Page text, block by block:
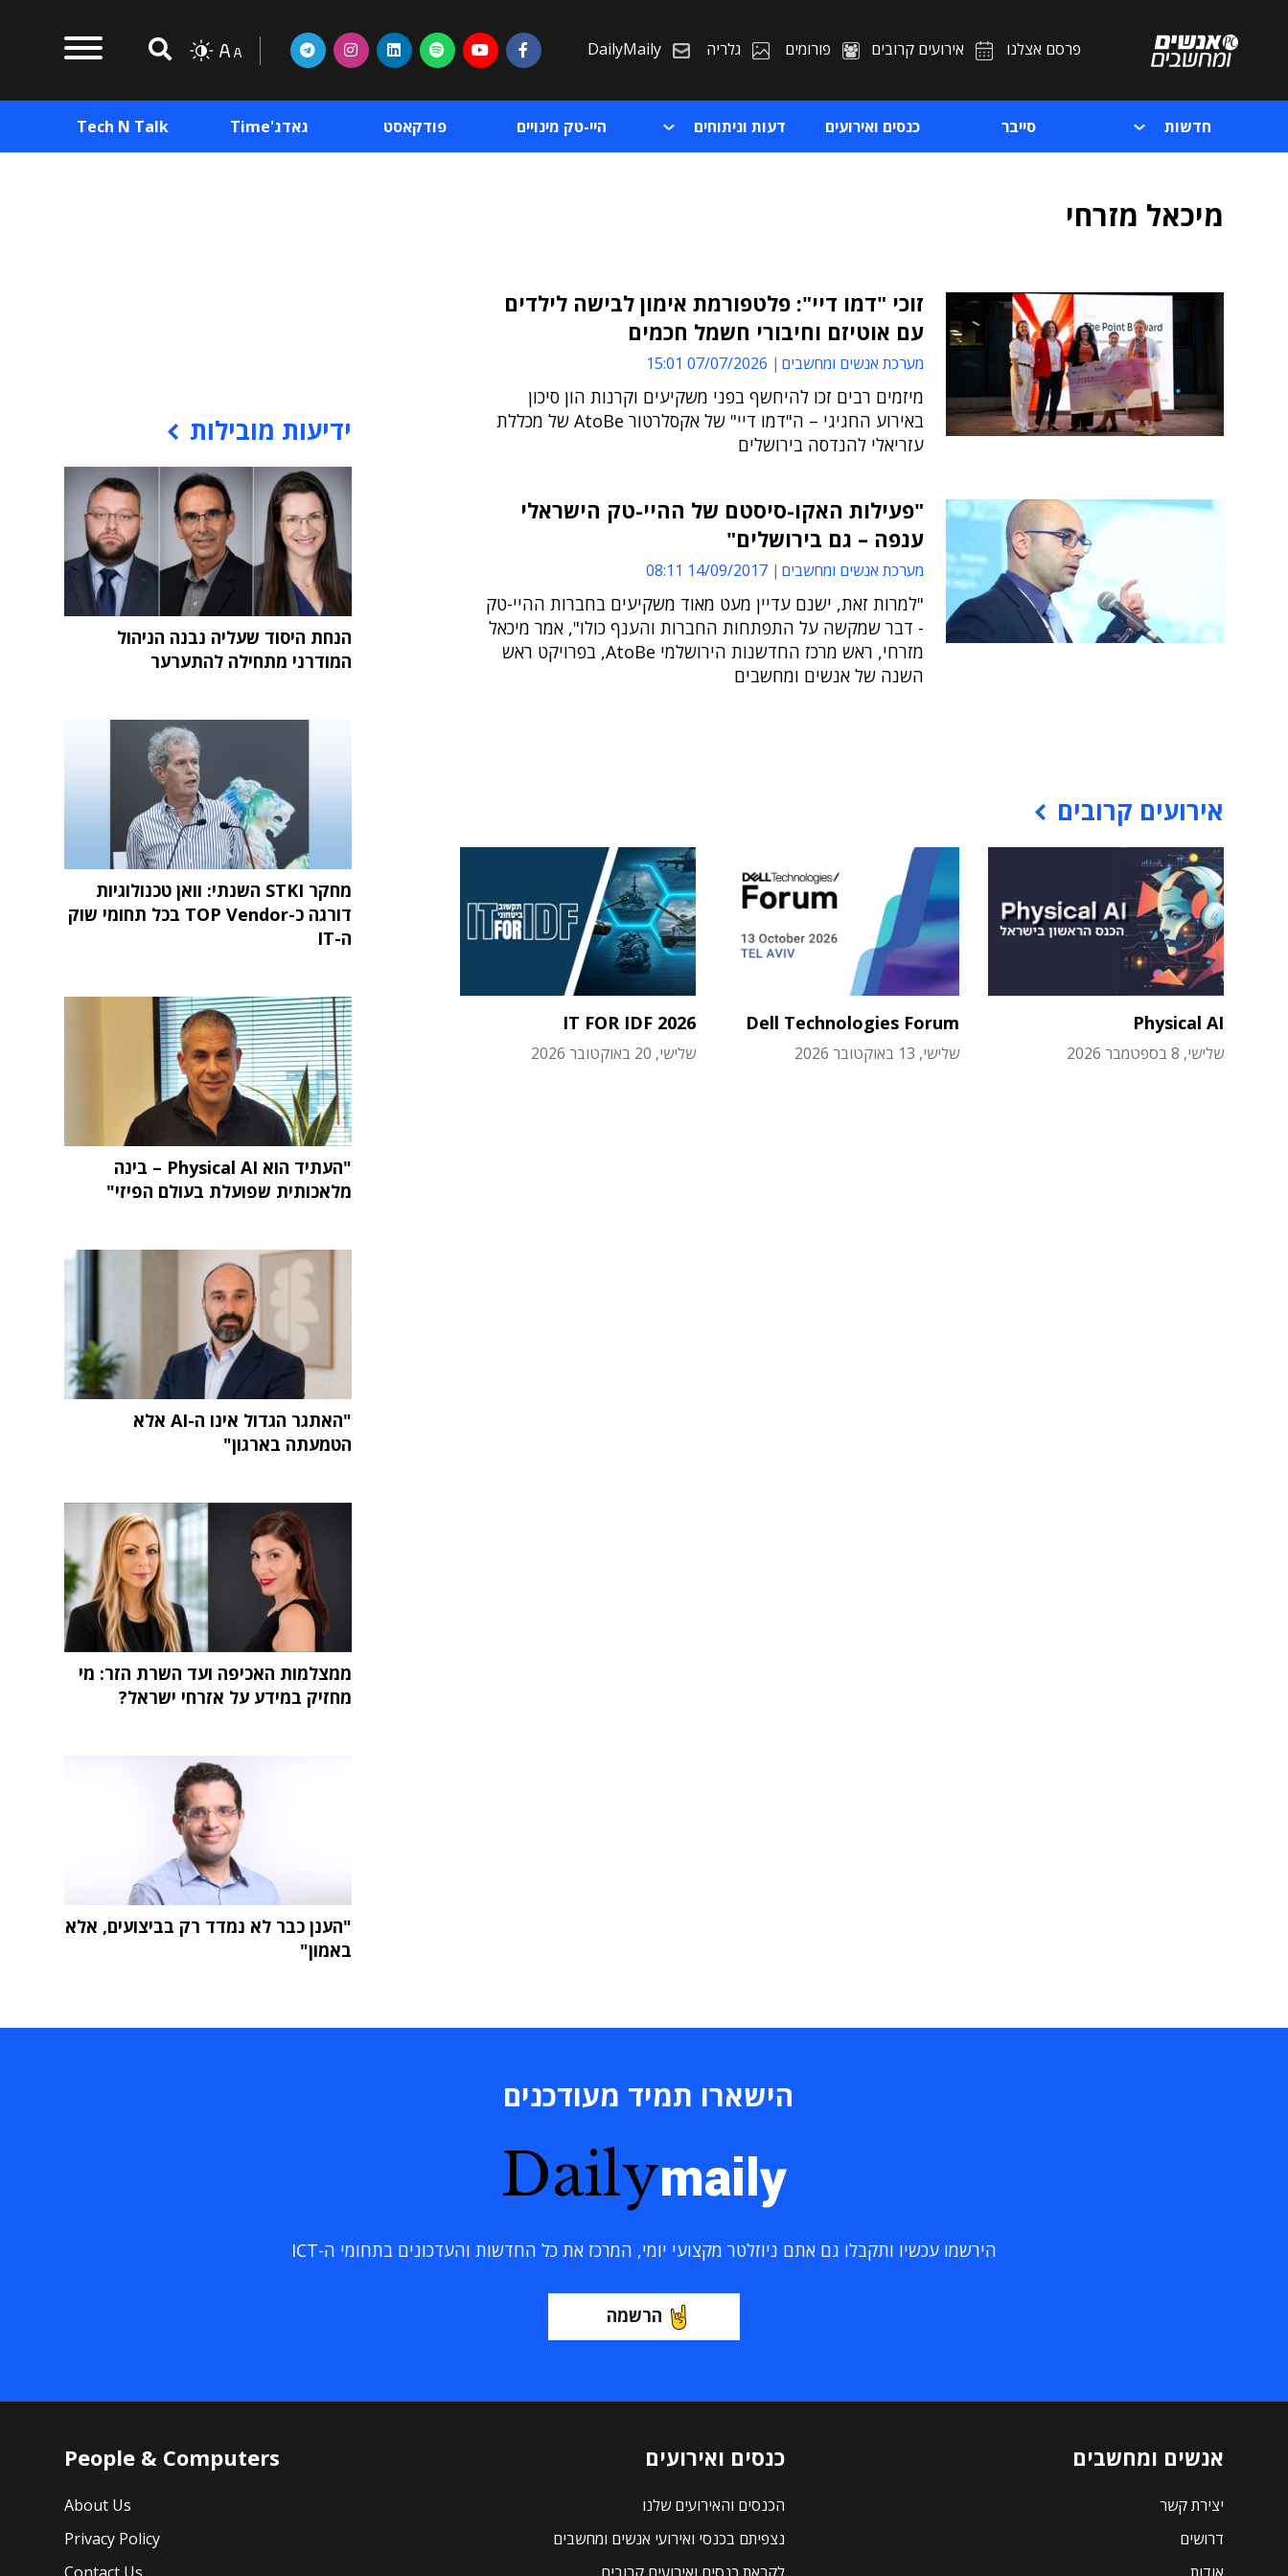
פרסם אצלנו אירועים קרובים פורומים גלריה DailyMaily
חדשות סייבר כנסים ואירועים דעות וניתוחים היי-טק מינויים פודקאסט גאדג'Time Tech N Talk
מיכאל מזרחי
זוכי "דמו דיי": פלטפורמת אימון לבישה לילדים
עם אוטיזם וחיבורי חשמל חכמים
מערכת אנשים ומחשבים 07/07/2026 15:01
מיזמים רבים זכו להיחשף בפני משקיעים וקרנות הון סיכון
באירוע החגיגי – ה"דמו דיי" של אקסלרטור AtoBe של מכללת
עזריאלי להנדסה בירושלים
"פעילות האקו-סיסטם של ההיי-טק הישראלי
ענפה – גם בירושלים"
מערכת אנשים ומחשבים 14/09/2017 08:11
"למרות זאת, ישנם עדיין מעט מאוד משקיעים בחברות ההיי-טק
- דבר שמקשה על התפתחות החברות והענף כולו", אמר מיכאל
מזרחי, ראש מרכז החדשנות הירושלמי AtoBe, בפרויקט ראש
השנה של אנשים ומחשבים
אירועים קרובים
Physical AI
שלישי, 8 בספטמבר 2026
Dell Technologies Forum
שלישי, 13 באוקטובר 2026
IT FOR IDF 2026
שלישי, 20 באוקטובר 2026
ידיעות מובילות
הנחת היסוד שעליה נבנה הניהול
המודרני מתחילה להתערער
מחקר STKI השנתי: וואן טכנולוגיות
דורגה כ-TOP Vendor בכל תחומי שוק
ה-IT
"העתיד הוא Physical AI – בינה
מלאכותית שפועלת בעולם הפיזי"
"האתגר הגדול אינו ה-AI אלא
הטמעתה בארגון"
ממצלמות האכיפה ועד השרת הזר: מי
מחזיק במידע על אזרחי ישראל?
"הענן כבר לא נמדד רק בביצועים, אלא
באמון"
הישארו תמיד מעודכנים
Dailymaily
הירשמו עכשיו ותקבלו גם אתם ניוזלטר מקצועי יומי, המרכז את כל החדשות והעדכונים בתחומי ה-ICT
הרשמה
אנשים ומחשבים
יצירת קשר
דרושים
כנסים ואירועים
הכנסים והאירועים שלנו
נצפיתם בכנסי ואירועי אנשים ומחשבים
People & Computers
About Us
Privacy Policy